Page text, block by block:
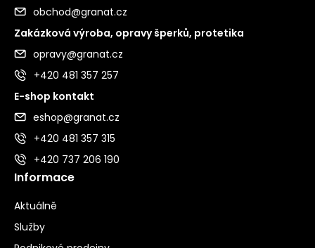
obchod@granat.cz
Zakázková výroba, opravy šperků, protetika
opravy@granat.cz
+420 481 357 257
E-shop kontakt
eshop@granat.cz
+420 481 357 315
+420 737 206 190
Informace
Aktuálně
Služby